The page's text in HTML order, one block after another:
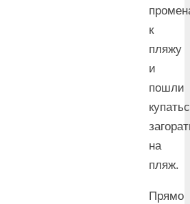
к
пляжу
и
пошли
на
пляж.
Прямо